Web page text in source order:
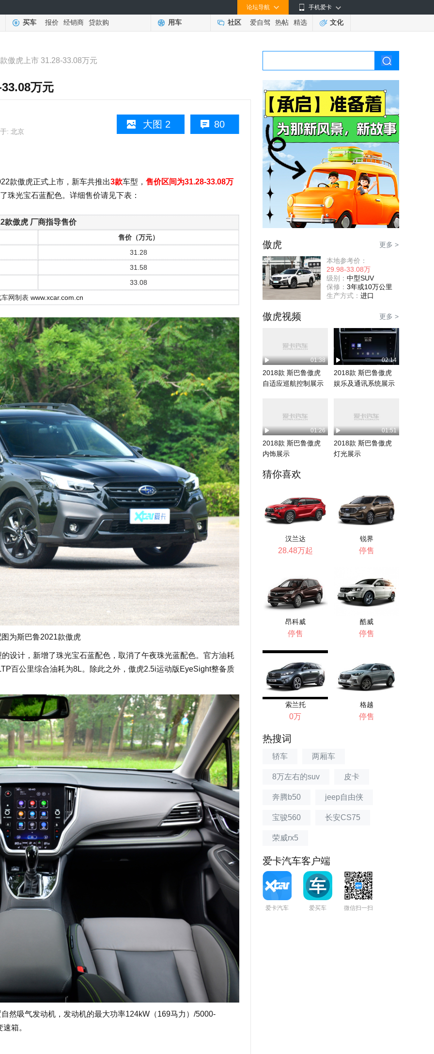
手机爱卡
论坛导航
买车 报价 经销商 贷款购 用车 社区 爱自驾 热帖 精选 文化
傲虎上市 31.28-33.08万元
万元
80
大图 2
: 北京
傲虎正式上市，新车共推出3款车型， 售价区间为31.28-33.08万
珠光宝石蓝配色。详细售价请见下表：
款傲虎 厂商指导售价
售价（万元）
31.28
31.58
33.08
网制表 www.xcar.com.cn
图为斯巴鲁2021款傲虎
计，新增了珠光宝石蓝配色，取消了午夜珠光蓝配色。官方油耗
百公里综合油耗为8L。除此之外，傲虎2.5i运动版EyeSight整备质
吸气发动机，发动机的最大功率124kW（169马力）/5000-
箱。
傲虎 更多 >
本地参考价：
29.98-33.08万
级别： 中型SUV
保修： 3年或10万公里
生产方式： 进口
傲虎视频 更多 >
01:38
2018款 斯巴鲁傲虎
自适应巡航控制展示
02:14
2018款 斯巴鲁傲虎
娱乐及通讯系统展示
01:26
2018款 斯巴鲁傲虎
内饰展示
01:51
2018款 斯巴鲁傲虎
灯光展示
猜你喜欢
汉兰达
28.48万起
锐界
停售
昂科威
停售
酷威
停售
索兰托
0万
格越
停售
热搜词
轿车 两厢车
8万左右的suv 皮卡
奔腾b50 jeep自由侠
宝骏560 长安CS75
荣威rx5
爱卡汽车客户端
爱卡汽车 爱买车 微信扫一扫